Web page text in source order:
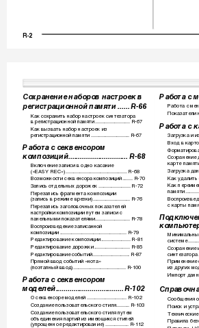
R-2
Сохранение наборов настроек в Работа с
регистрационной памяти ......R-66 Работа с
Показ атели
Как сохранить н абор на строек синтезатора
в регистрационной п амяти........................... R-67
Работа с
Как вызвать н абор н астроек из
регистр ационной памяти R-67 З агрузк а и
Вхо д в ка
Работа с секвенсором Форматиров
композиций.............................. R-68 Сохра нение
карте п а
Включение записи в о д но касание
(«EASY REC») R-68 З агрузк а да
Возможности секвенсора композиций........ R-70 Как у да лить
Запись отдельных дорож ек ......................... R-72 Как
памяти
Перезапись фрагмента композиции
(запись в режиме врезки)............................. R-76 Воспроизвед
с карты п а
Перезапись з аголовочных пок азателей
н астройки композиции путем з аписи с
п анельными показателями......................... R-78
Воспроизвед ение з аписанной
композиции R-79 Миним а
Реда ктирование композиции....................... R-81 системе
Реда ктирование дорожки R-85 Сохра нение
Реда ктирование событий R-87 синтез атора
Прямой ввод событий «нота » Применение
(поэтапный ввод)......................................... R-100 из других мо
Импорт да
Работа с секвенсором
моделей.................................. R-102
О секвенсоре мод елей ............................... R-102 Сообщения
Созда ние пользовательского стиля.......... R-103 Поиск и устр
Соз да ние пользовательского стиля путем Технические
объед инения партий из имеющихся стилей Правила
(упрощенное редактирование) .................. R-112